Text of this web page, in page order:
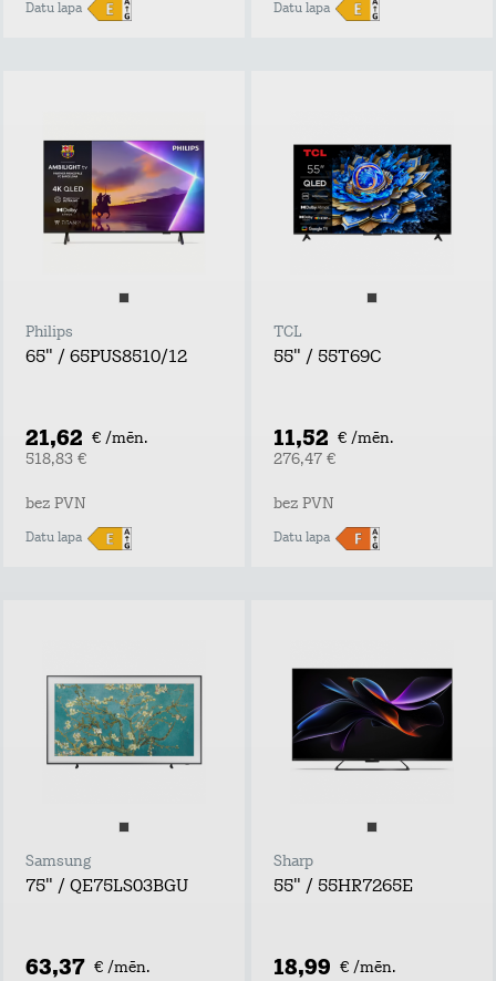
Datu lapa Datu lapa
Philips
65" / 65PUS8510/12
21,62 € /mēn.
518,83 €
bez PVN
Datu lapa
TCL
55" / 55T69C
11,52 € /mēn.
276,47 €
bez PVN
Datu lapa
Samsung
75" / QE75LS03BGU
63,37 € /mēn.
Sharp
55" / 55HR7265E
18,99 € /mēn.